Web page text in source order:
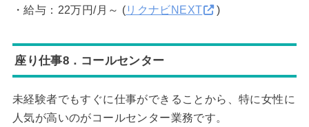
・給与：22万円/月～ (リクナビNEXT )
座り仕事8．コールセンター
未経験者でもすぐに仕事ができることから、特に女性に
人気が高いのがコールセンター業務です。